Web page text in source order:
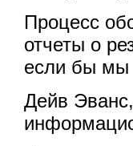
Процесс
отчеты о
если бы мы
Дейв